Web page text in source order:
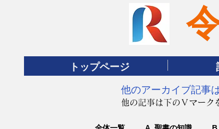
トップページ
他のアーカイブ記事
他の記事は下のＶマーク